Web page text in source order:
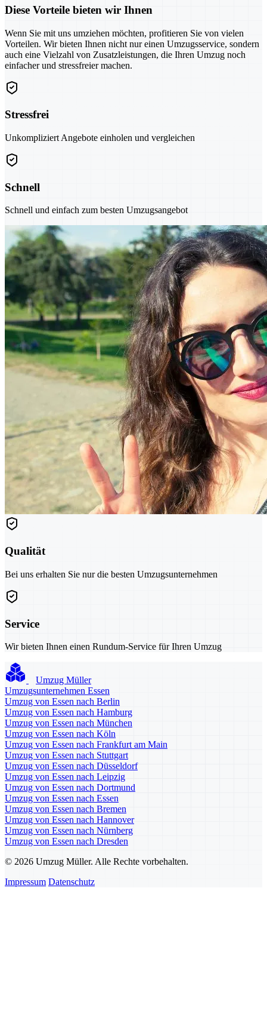
Diese Vorteile bieten wir Ihnen
Wenn Sie mit uns umziehen möchten, profitieren Sie von vielen
Vorteilen. Wir bieten Ihnen nicht nur einen Umzugsservice, sondern
auch eine Vielzahl von Zusatzleistungen, die Ihren Umzug noch
einfacher und stressfreier machen.
Stressfrei
Unkompliziert Angebote einholen und vergleichen
Schnell
Schnell und einfach zum besten Umzugsangebot
Qualität
Bei uns erhalten Sie nur die besten Umzugsunternehmen
Service
Wir bieten Ihnen einen Rundum-Service für Ihren Umzug
Umzug Müller
Umzugsunternehmen Essen
Umzug von Essen nach Berlin
Umzug von Essen nach Hamburg
Umzug von Essen nach München
Umzug von Essen nach Köln
Umzug von Essen nach Frankfurt am Main
Umzug von Essen nach Stuttgart
Umzug von Essen nach Düsseldorf
Umzug von Essen nach Leipzig
Umzug von Essen nach Dortmund
Umzug von Essen nach Essen
Umzug von Essen nach Bremen
Umzug von Essen nach Hannover
Umzug von Essen nach Nürnberg
Umzug von Essen nach Dresden
© 2026 Umzug Müller. Alle Rechte vorbehalten.
Impressum Datenschutz